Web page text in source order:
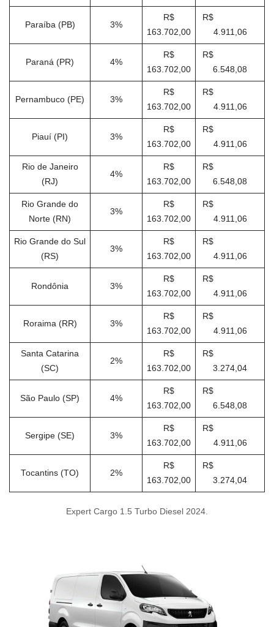
Paraíba (PB) 3%
R$
163.702,00
R$
4.911,06
Paraná (PR) 4%
R$
163.702,00
R$
6.548,08
Pernambuco (PE) 3%
R$
163.702,00
R$
4.911,06
Piauí (PI) 3%
R$
163.702,00
R$
4.911,06
Rio de Janeiro
(RJ)
4%
R$
163.702,00
R$
6.548,08
Rio Grande do
Norte (RN)
3%
R$
163.702,00
R$
4.911,06
Rio Grande do Sul
(RS)
3%
R$
163.702,00
R$
4.911,06
Rondônia 3%
R$
163.702,00
R$
4.911,06
Roraima (RR) 3%
R$
163.702,00
R$
4.911,06
Santa Catarina
(SC)
2%
R$
163.702,00
R$
3.274,04
São Paulo (SP) 4%
R$
163.702,00
R$
6.548,08
Sergipe (SE) 3%
R$
163.702,00
R$
4.911,06
Tocantins (TO) 2%
R$
163.702,00
R$
3.274,04
Expert Cargo 1.5 Turbo Diesel 2024.